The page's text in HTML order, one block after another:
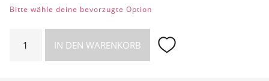
Bitte wähle deine bevorzugte Option
IN DEN WARENKORB